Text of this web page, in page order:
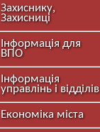
Захиснику,
Захисниці
Інформація для
ВПО
Інформація
управлінь і відділів
Економіка міста